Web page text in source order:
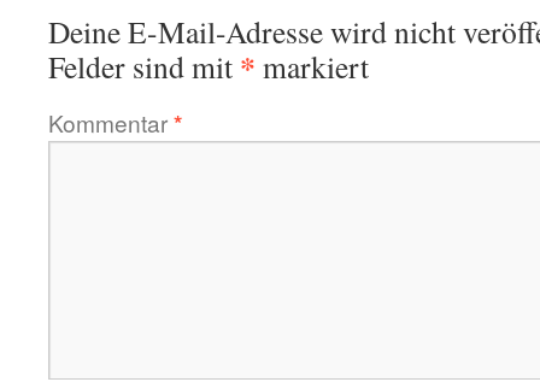
Deine E-Mail-Adresse wird nicht
Felder sind mit * markiert
Kommentar*